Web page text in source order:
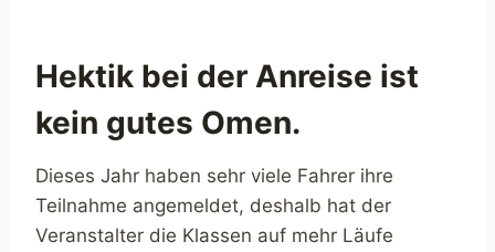
Hektik bei der Anreise ist
kein gutes Omen.
Dieses Jahr haben sehr viele Fahrer ihre
Teilnahme angemeldet, deshalb hat der
Veranstalter die Klassen auf mehr Läufe